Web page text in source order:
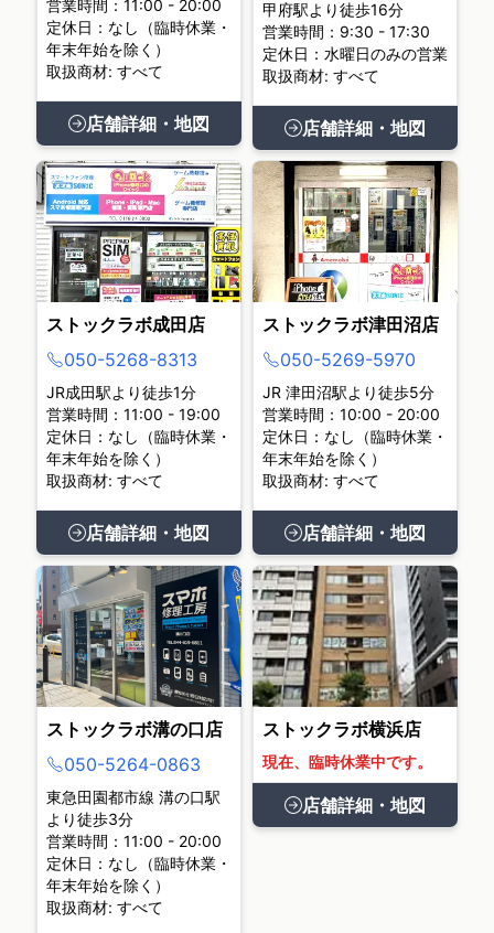
営業時間：11:00 - 20:00
定休日：なし（臨時休業・
年末年始を除く）
取扱商材: すべて
店舗詳細・地図
甲府駅より徒歩16分
営業時間：9:30 - 17:30
定休日：水曜日のみの営業
取扱商材: すべて
店舗詳細・地図
ストックラボ成田店
050-5268-8313
JR成田駅より徒歩1分
営業時間：11:00 - 19:00
定休日：なし（臨時休業・
年末年始を除く）
取扱商材: すべて
店舗詳細・地図
ストックラボ津田沼店
050-5269-5970
JR 津田沼駅より徒歩5分
営業時間：10:00 - 20:00
定休日：なし（臨時休業・
年末年始を除く）
取扱商材: すべて
店舗詳細・地図
ストックラボ溝の口店
050-5264-0863
東急田園都市線 溝の口駅
より徒歩3分
営業時間：11:00 - 20:00
定休日：なし（臨時休業・
年末年始を除く）
取扱商材: すべて
ストックラボ横浜店
現在、臨時休業中です。
店舗詳細・地図